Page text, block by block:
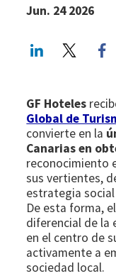
Jun. 24 2026
LinkedIn
GF Hoteles
Global de
convierte en la
Canarias en
reconocimiento
sus vertientes,
estrategia
De esta forma,
diferencial de la
en el centro de
activamente a
sociedad local.